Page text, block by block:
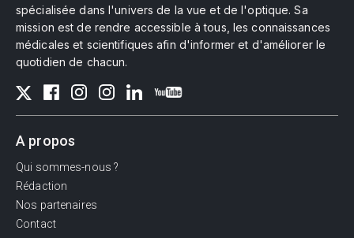
spécialisée dans l'univers de la vue et de l'optique. Sa
mission est de rendre accessible à tous, les connaissances
médicales et scientifiques afin d'informer et d'améliorer le
quotidien de chacun.
A propos
Qui sommes-nous ?
Rédaction
Nos partenaires
Contact